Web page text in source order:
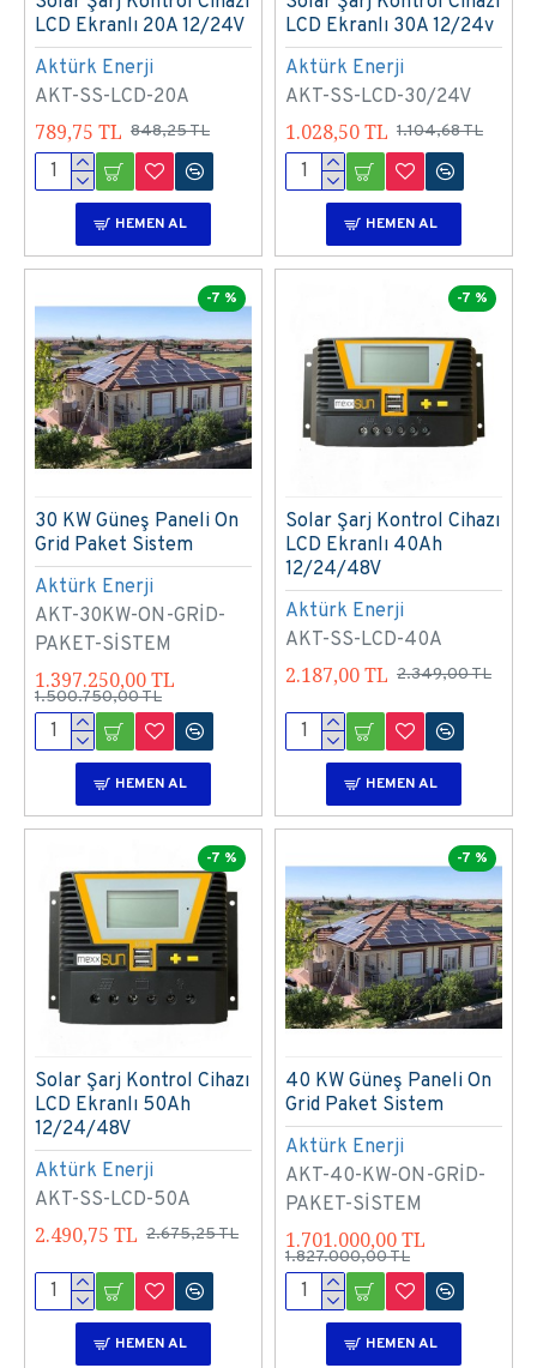
Aktürk Enerji
AKT-SS-LCD-20A
LCD Ekranlı 20A 12/24V
789,75 TL 848,25 TL
HEMEN AL
Aktürk Enerji
AKT-SS-LCD-30/24V
LCD Ekranlı 30A 12/24v
1.028,50 TL 1.104,68 TL
HEMEN AL
-7 %
Aktürk Enerji
AKT-30KW-ON-GRİD-
PAKET-SİSTEM
30 KW Güneş Paneli On
Grid Paket Sistem
1.397.250,00 TL
1.500.750,00 TL
HEMEN AL
-7 %
Aktürk Enerji
AKT-SS-LCD-40A
Solar Şarj Kontrol Cihazı
LCD Ekranlı 40Ah
12/24/48V
2.187,00 TL 2.349,00 TL
HEMEN AL
-7 %
Aktürk Enerji
AKT-SS-LCD-50A
Solar Şarj Kontrol Cihazı
LCD Ekranlı 50Ah
12/24/48V
2.490,75 TL 2.675,25 TL
HEMEN AL
-7 %
Aktürk Enerji
AKT-40-KW-ON-GRİD-
PAKET-SİSTEM
40 KW Güneş Paneli On
Grid Paket Sistem
1.701.000,00 TL
1.827.000,00 TL
HEMEN AL